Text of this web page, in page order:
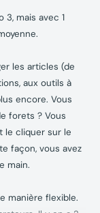
3, mais avec 1
les articles (de
aux outils à
encore. Vous
forets ? Vous
le cliquer sur le
façon, vous avez
main.
manière flexible.